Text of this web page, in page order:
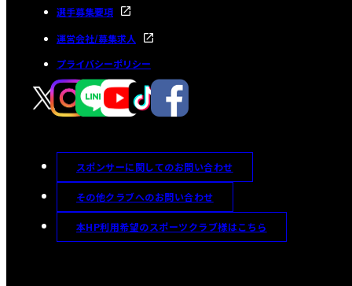
選手募集要項
運営会社/募集求人
プライバシーポリシー
スポンサーに関してのお問い合わせ
その他クラブへのお問い合わせ
本HP利用希望のスポーツクラブ様はこちら